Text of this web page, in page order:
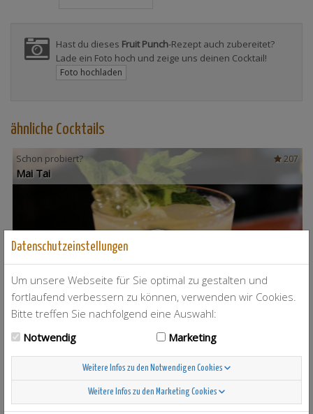
Hast du dieses Fruit Punch-Rezept auch zubereitet?
Lade ein Foto hoch und zeige uns deinen Cocktail!
Foto hochladen
ähnliche Cocktails
207
Schon probiert?
Mai Tai
T-Berry
Datenschutzeinstellungen
Um unsere Webseite für Sie optimal zu gestalten und
fortlaufend verbessern zu können, verwenden wir Cookies.
Bitte treffen Sie nachfolgend eine Auswahl:
Notwendig
Marketing
Weitere Infos zu den Notwendigen Cookies
Weitere Infos zu den Marketing Cookies